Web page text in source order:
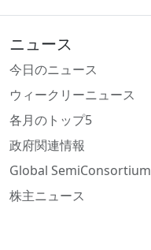
ニュース
今日のニュース
ウィークリーニュース
各月のトップ5
政府関連情報
Global SemiConsortium
株主ニュース